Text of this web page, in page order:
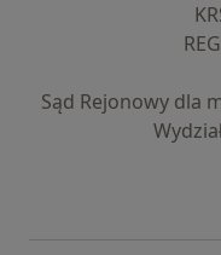
Sąd Rejonowy dla